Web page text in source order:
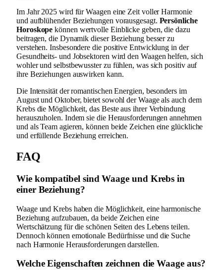
Im Jahr 2025 wird für Waagen eine Zeit voller Harmonie
und aufblühender Beziehungen vorausgesagt. Persönliche
Horoskope können wertvolle Einblicke geben, die dazu
beitragen, die Dynamik dieser Beziehung besser zu
verstehen. Insbesondere die positive Entwicklung in der
Gesundheits- und Jobsektoren wird den Waagen helfen, sich
wohler und selbstbewusster zu fühlen, was sich positiv auf
ihre Beziehungen auswirken kann.
Die Intensität der romantischen Energien, besonders im
August und Oktober, bietet sowohl der Waage als auch dem
Krebs die Möglichkeit, das Beste aus ihrer Verbindung
herauszuholen. Indem sie die Herausforderungen annehmen
und als Team agieren, können beide Zeichen eine glückliche
und erfüllende Beziehung erreichen.
FAQ
Wie kompatibel sind Waage und Krebs in
einer Beziehung?
Waage und Krebs haben die Möglichkeit, eine harmonische
Beziehung aufzubauen, da beide Zeichen eine
Wertschätzung für die schönen Seiten des Lebens teilen.
Dennoch können emotionale Bedürfnisse und die Suche
nach Harmonie Herausforderungen darstellen.
Welche Eigenschaften zeichnen die Waage aus?